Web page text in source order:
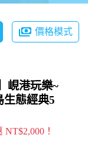
價格模式
峴港玩樂~
生態經典5
！